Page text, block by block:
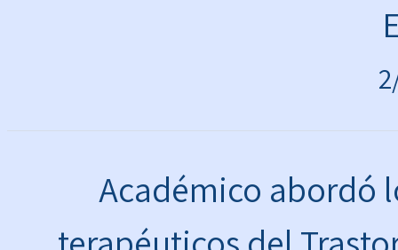
Académico abordó